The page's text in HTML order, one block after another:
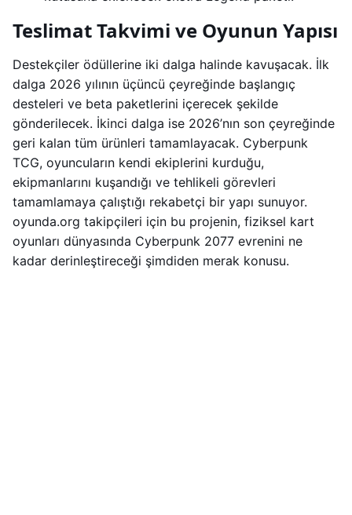
Teslimat Takvimi ve Oyunun Yapısı
Destekçiler ödüllerine iki dalga halinde kavuşacak. İlk
dalga 2026 yılının üçüncü çeyreğinde başlangıç
desteleri ve beta paketlerini içerecek şekilde
gönderilecek. İkinci dalga ise 2026’nın son çeyreğinde
geri kalan tüm ürünleri tamamlayacak. Cyberpunk
TCG, oyuncuların kendi ekiplerini kurduğu,
ekipmanlarını kuşandığı ve tehlikeli görevleri
tamamlamaya çalıştığı rekabetçi bir yapı sunuyor.
oyunda.org takipçileri için bu projenin, fiziksel kart
oyunları dünyasında Cyberpunk 2077 evrenini ne
kadar derinleştireceği şimdiden merak konusu.